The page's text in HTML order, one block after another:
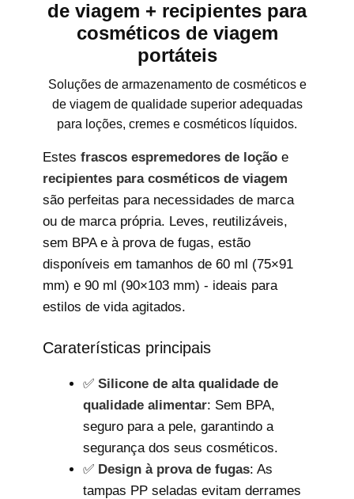
de viagem + recipientes para
cosméticos de viagem
portáteis
Soluções de armazenamento de cosméticos e
de viagem de qualidade superior adequadas
para loções, cremes e cosméticos líquidos.
Estes frascos espremedores de loção e
recipientes para cosméticos de viagem
são perfeitas para necessidades de marca
ou de marca própria. Leves, reutilizáveis,
sem BPA e à prova de fugas, estão
disponíveis em tamanhos de 60 ml (75×91
mm) e 90 ml (90×103 mm) - ideais para
estilos de vida agitados.
Caraterísticas principais
✅ Silicone de alta qualidade de
qualidade alimentar: Sem BPA,
seguro para a pele, garantindo a
segurança dos seus cosméticos.
✅ Design à prova de fugas: As
tampas PP seladas evitam derrames